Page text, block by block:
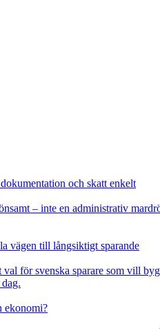
och skatt enkelt
– inte en administrativ
vägen till långsiktigt sparande
för svenska sparare som vill
ekonomi?